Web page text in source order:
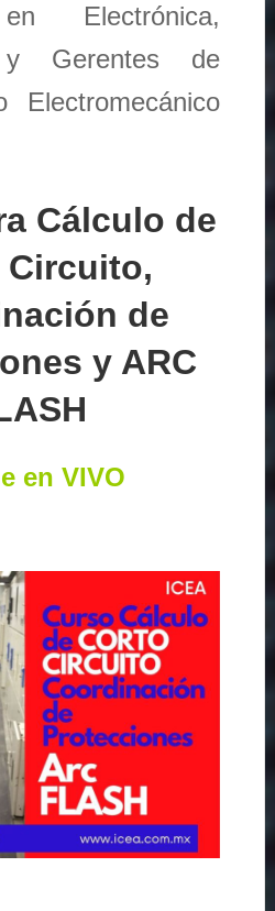
Electrónica,
y Gerentes de
Electromecánico
Cálculo de
Circuito,
de
y ARC
en VIVO